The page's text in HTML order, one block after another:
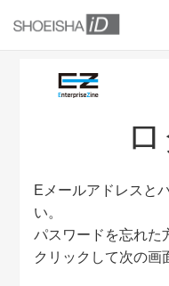
Eメールアドレスと
い。
パスワードを忘れた
クリックして次の画